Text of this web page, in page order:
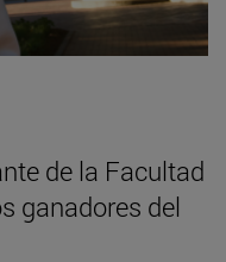
de la Facultad
ganadores del